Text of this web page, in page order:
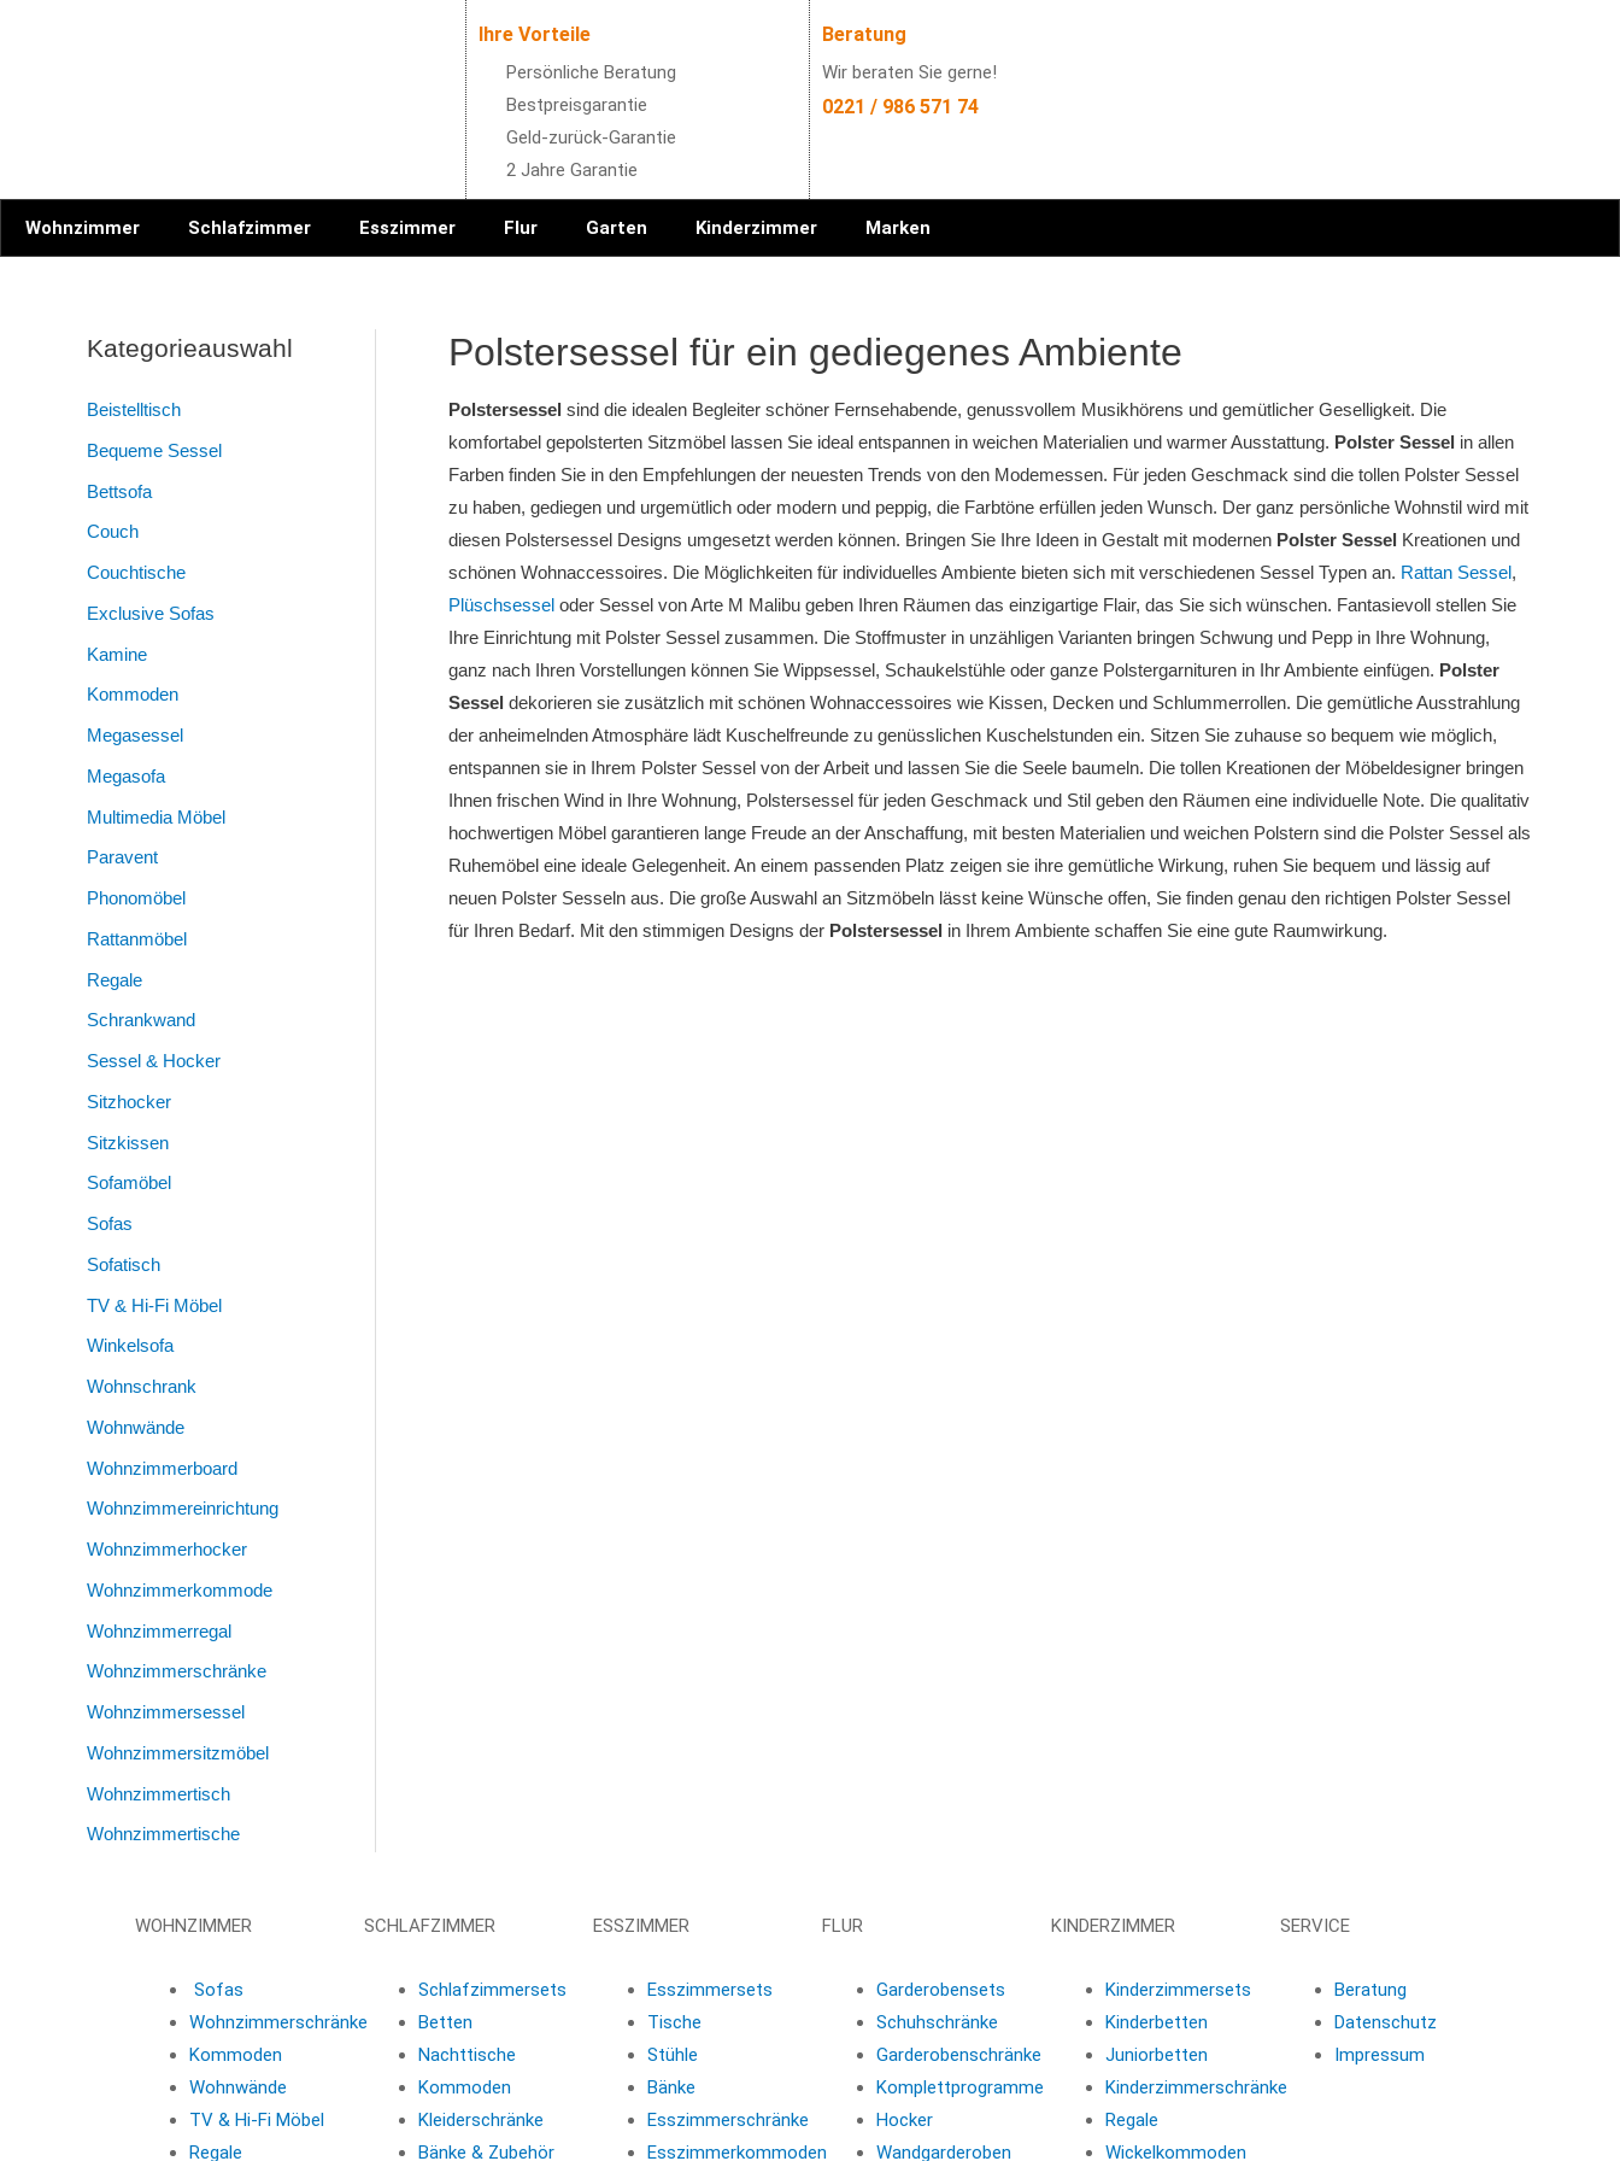
Ihre Vorteile
Persönliche Beratung
Bestpreisgarantie
Geld-zurück-Garantie
2 Jahre Garantie
Beratung
Wir beraten Sie gerne!
0221 / 986 571 74
Wohnzimmer Schlafzimmer Esszimmer Flur Garten Kinderzimmer Marken
Kategorieauswahl
Beistelltisch
Bequeme Sessel
Bettsofa
Couch
Couchtische
Exclusive Sofas
Kamine
Kommoden
Megasessel
Megasofa
Multimedia Möbel
Paravent
Phonomöbel
Rattanmöbel
Regale
Schrankwand
Sessel & Hocker
Sitzhocker
Sitzkissen
Sofamöbel
Sofas
Sofatisch
TV & Hi-Fi Möbel
Winkelsofa
Wohnschrank
Wohnwände
Wohnzimmerboard
Wohnzimmereinrichtung
Wohnzimmerhocker
Wohnzimmerkommode
Wohnzimmerregal
Wohnzimmerschränke
Wohnzimmersessel
Wohnzimmersitzmöbel
Wohnzimmertisch
Wohnzimmertische
Polstersessel für ein gediegenes Ambiente
Polstersessel sind die idealen Begleiter schöner Fernsehabende, genussvollem Musikhörens und gemütlicher Geselligkeit. Die
komfortabel gepolsterten Sitzmöbel lassen Sie ideal entspannen in weichen Materialien und warmer Ausstattung. Polster Sessel in allen
Farben finden Sie in den Empfehlungen der neuesten Trends von den Modemessen. Für jeden Geschmack sind die tollen Polster Sessel
zu haben, gediegen und urgemütlich oder modern und peppig, die Farbtöne erfüllen jeden Wunsch. Der ganz persönliche Wohnstil wird mit
diesen Polstersessel Designs umgesetzt werden können. Bringen Sie Ihre Ideen in Gestalt mit modernen Polster Sessel Kreationen und
schönen Wohnaccessoires. Die Möglichkeiten für individuelles Ambiente bieten sich mit verschiedenen Sessel Typen an. Rattan Sessel,
Plüschsessel oder Sessel von Arte M Malibu geben Ihren Räumen das einzigartige Flair, das Sie sich wünschen. Fantasievoll stellen Sie
Ihre Einrichtung mit Polster Sessel zusammen. Die Stoffmuster in unzähligen Varianten bringen Schwung und Pepp in Ihre Wohnung,
ganz nach Ihren Vorstellungen können Sie Wippsessel, Schaukelstühle oder ganze Polstergarnituren in Ihr Ambiente einfügen. Polster
Sessel dekorieren sie zusätzlich mit schönen Wohnaccessoires wie Kissen, Decken und Schlummerrollen. Die gemütliche Ausstrahlung
der anheimelnden Atmosphäre lädt Kuschelfreunde zu genüsslichen Kuschelstunden ein. Sitzen Sie zuhause so bequem wie möglich,
entspannen sie in Ihrem Polster Sessel von der Arbeit und lassen Sie die Seele baumeln. Die tollen Kreationen der Möbeldesigner bringen
Ihnen frischen Wind in Ihre Wohnung, Polstersessel für jeden Geschmack und Stil geben den Räumen eine individuelle Note. Die qualitativ
hochwertigen Möbel garantieren lange Freude an der Anschaffung, mit besten Materialien und weichen Polstern sind die Polster Sessel als
Ruhemöbel eine ideale Gelegenheit. An einem passenden Platz zeigen sie ihre gemütliche Wirkung, ruhen Sie bequem und lässig auf
neuen Polster Sesseln aus. Die große Auswahl an Sitzmöbeln lässt keine Wünsche offen, Sie finden genau den richtigen Polster Sessel
für Ihren Bedarf. Mit den stimmigen Designs der Polstersessel in Ihrem Ambiente schaffen Sie eine gute Raumwirkung.
WOHNZIMMER
Sofas
Wohnzimmerschränke
Kommoden
Wohnwände
TV & Hi-Fi Möbel
Regale
SCHLAFZIMMER
Schlafzimmersets
Betten
Nachttische
Kommoden
Kleiderschränke
Bänke & Zubehör
ESSZIMMER
Esszimmersets
Tische
Stühle
Bänke
Esszimmerschränke
Esszimmerkommoden
FLUR
Garderobensets
Schuhschränke
Garderobenschränke
Komplettprogramme
Hocker
Wandgarderoben
KINDERZIMMER
Kinderzimmersets
Kinderbetten
Juniorbetten
Kinderzimmerschränke
Regale
Wickelkommoden
SERVICE
Beratung
Datenschutz
Impressum